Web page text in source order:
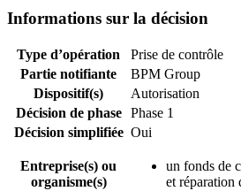
Informations sur la décision
Type d’opération
Prise de contrôle
Partie notifiante
BPM Group
Dispositif(s)
Autorisation
Décision de phase
Phase 1
Décision simplifiée Oui
Entreprise(s) ou
organisme(s)
un fonds de
et réparation